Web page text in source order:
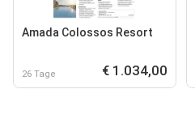
Amada Colossos Resort
26 Tage € 1.034,00